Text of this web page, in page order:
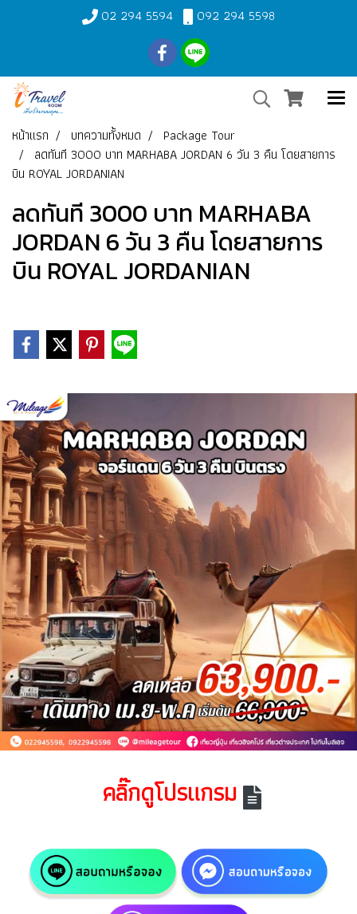
02 294 5594 092 294 5598
หน้าแรก บทความทั้งหมด
Package Tour
ลดทันที 3000 บาท MARHABA JORDAN 6 วัน 3 คืน โดยสายการ
บิน ROYAL JORDANIAN
ลดทันที 3000 บาท MARHABA
JORDAN 6 วัน 3 คืน โดยสายการ
บิน ROYAL JORDANIAN
คลิ๊กดูโปรแกรม